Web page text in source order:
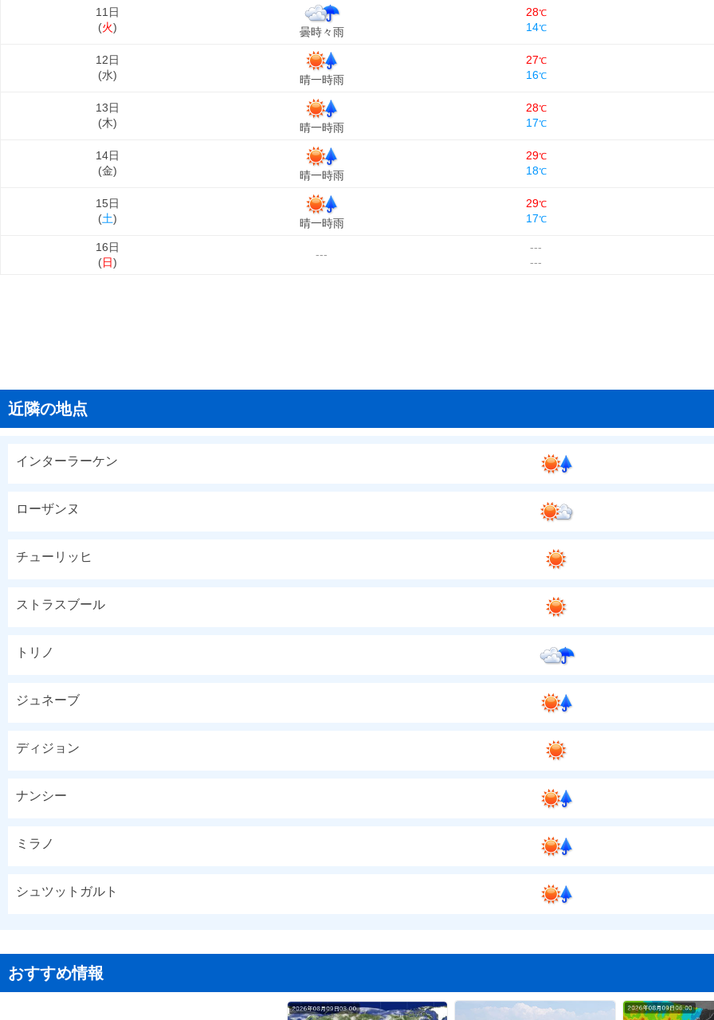
11日
(火) 曇時々雨
28℃
14℃
12日
(水) 晴一時雨
27℃
16℃
13日
(木) 晴一時雨
28℃
17℃
14日
(金) 晴一時雨
29℃
18℃
15日
(土) 晴一時雨
29℃
17℃
16日
(日)
---
---
---
近隣の地点
インターラーケン
ローザンヌ
チューリッヒ
ストラスブール
トリノ
ジュネーブ
ディジョン
ナンシー
ミラノ
シュツットガルト
おすすめ情報